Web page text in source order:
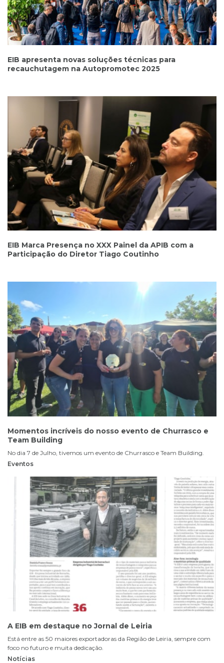
EIB apresenta novas soluções técnicas para
recauchutagem na Autopromotec 2025
EIB Marca Presença no XXX Painel da APIB com a
Participação do Diretor Tiago Coutinho
Momentos incríveis do nosso evento de Churrasco e
Team Building
No dia 7 de Julho, tivemos um evento de Churrasco e Team Building.
Eventos
A EIB em destaque no Jornal de Leiria
Está entre as 50 maiores exportadoras da Região de Leiria, sempre com
foco no futuro e muita dedicação.
Notícias